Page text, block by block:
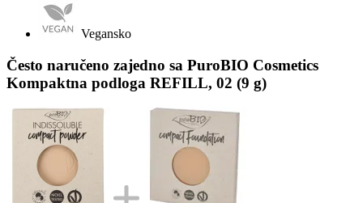
Vegansko
Često naručeno zajedno sa PuroBIO Cosmetics
Kompaktna podloga REFILL, 02 (9 g)